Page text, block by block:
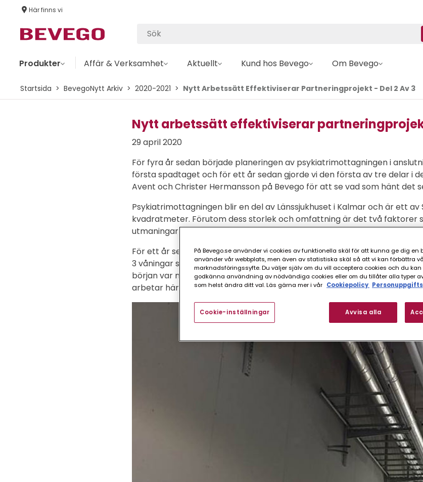
Här finns vi
Produkter Affär & Verksamhet Aktuellt Kund hos Bevego Om Bevego
Startsida BevegoNytt Arkiv 2020-2021 Nytt Arbetssätt Effektiviserar Partneringprojekt - Del 2 Av 3
Nytt arbetssätt effektiviserar
29 april 2020
För fyra år sedan började planeringen av psykiatrimottagningen i
första spadtaget och för ett år sedan gjorde vi den första av tre delar i
Avent och Christer Hermansson på Bevego för att se vad som hänt det
Psykiatrimottagningen blir en del av Länssjukhuset i Kalmar och är ett
kvadratmeter. Förutom dess storlek och omfattning är det två
utmaningarna kring leveranser till bygget och att arbetet sker steg för
För ett år sedan startade Avent sitt arbete i källaren och de har nu
3 våningar som sitter ihop och hela byggnaden är nu tät. Även
början var man totalt inte mer än 30 yrkesverksamma personer på
arbetar här.
På Bevego.se använder vi cookies av funktionella skäl för att kunna ge dig en
använder vår webbplats, men även av statistiska skäl så att vi kan förbättra
marknadsföringssyfte. Du väljer själv om du vill acceptera cookies och du
godkänna användning av nödvändiga cookies eller om du tillåter alla typer
som helst ändra ditt val. Läs gärna mer i vår Cookiepolicy
Avvisa alla
Cookie-inställningar